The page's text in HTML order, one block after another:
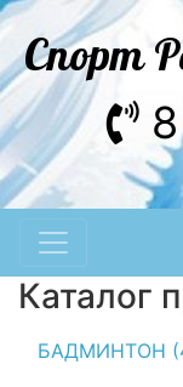
Спорт
Каталог
БАДМИНТОН